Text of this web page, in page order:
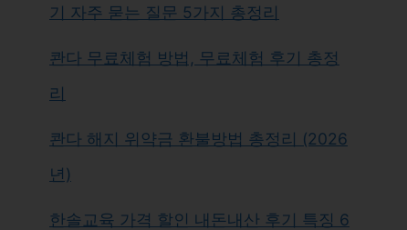
기 자주 묻는 질문 5가지 총정리
콴다 무료체험 방법, 무료체험 후기 총정
리
콴다 해지 위약금 환불방법 총정리 (2026
년)
한솔교육 가격 할인 내돈내산 후기 특징 6